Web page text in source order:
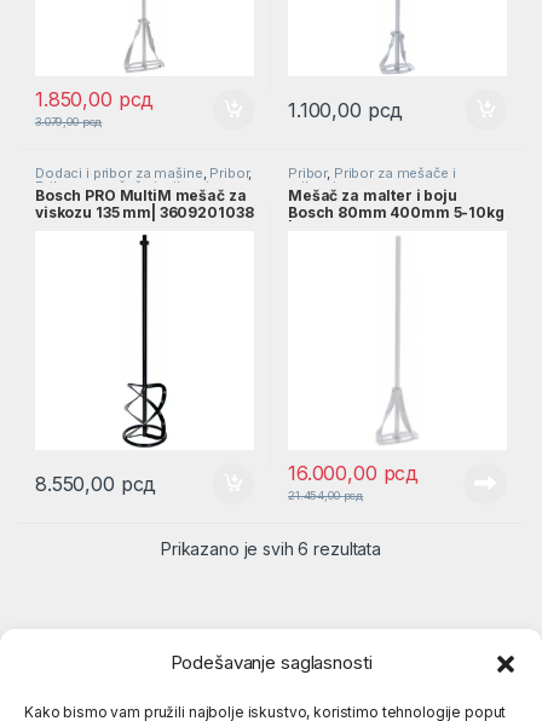
Podešavanje saglasnosti
Kako bismo vam pružili najbolje iskustvo, koristimo tehnologije poput
1.850,00 рсд
3.079,00рсд 1.100,00 рсд
Dodaci i pribor za mašine, Pribor,
Pribor za mešače i mikseri
Bosch PRO MultiM mešač za
viskozu 135 mm| 3609201038
8.550,00 рсд
Pribor, Pribor za mešače i
mikseri
Mešač za malter i boju
Bosch 80mm 400mm 5-10kg
16.000,00 рсд
21.454,00рсд
Prikazano je svih 6 rezultata